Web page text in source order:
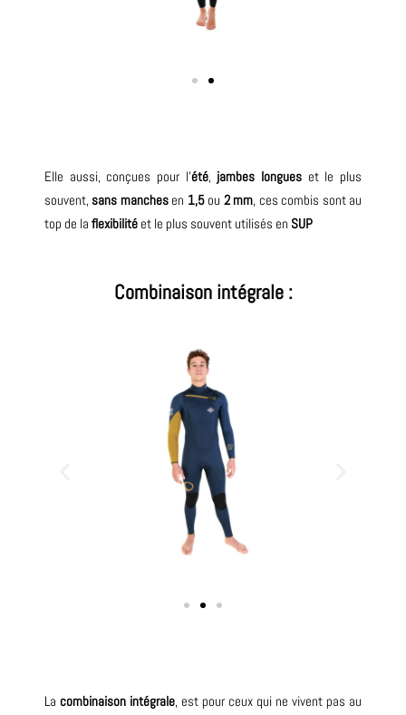
Elle aussi, conçues pour l’été, jambes longues et le plus
souvent, sans manchesen 1,5ou 2 mm, ces combis sont au
top de la flexibilitéet le plus souvent utilisés en SUP
Combinaison intégrale :
La combinaison intégrale, est pour ceux qui ne vivent pas au